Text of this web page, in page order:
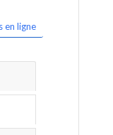
en ligne